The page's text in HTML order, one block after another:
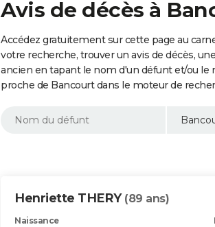
Avis de décès à
Accédez gratuitement sur cette page au
votre recherche, trouver un avis de décès,
ancien en tapant le nom d'un défunt et/ou le
proche de Bancourt dans le moteur de
Henriette THERY (89 ans)
Naissance